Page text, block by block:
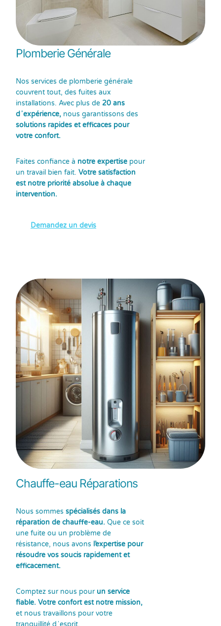
Plomberie Générale
Nos services de plomberie générale
couvrent tout, des fuites aux
installations. Avec plus de 20 ans
dʼexpérience, nous garantissons des
solutions rapides et efficaces pour
votre confort.
Faites confiance à notre expertise pour
un travail bien fait. Votre satisfaction
est notre priorité absolue à chaque
intervention.
Demandez un devis
Chauffe-eau Réparations
Nous sommes spécialisés dans la
réparation de chauffe-eau. Que ce soit
une fuite ou un problème de
résistance, nous avons l’expertise pour
résoudre vos soucis rapidement et
efficacement.
Comptez sur nous pour un service
fiable. Votre confort est notre mission,
et nous travaillons pour votre